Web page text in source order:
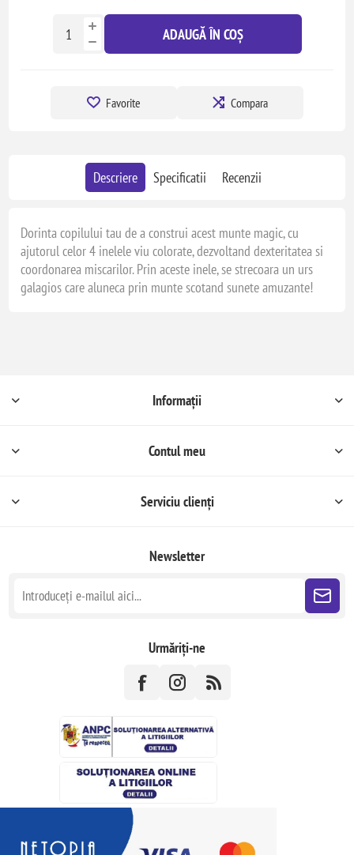
ADAUGĂ ÎN COȘ
Favorite Compara
Descriere Specificatii Recenzii
Dorinta copilului tau de a construi acest munte magic, cu
ajutorul celor 4 inelele viu colorate, dezvoltand dexteritatea si
coordonarea miscarilor. Prin aceste inele, se strecoara un urs
galagios care aluneca prin munte scotand sunete amuzante!
Informații
Contul meu
Serviciu clienți
Newsletter
Urmăriți-ne